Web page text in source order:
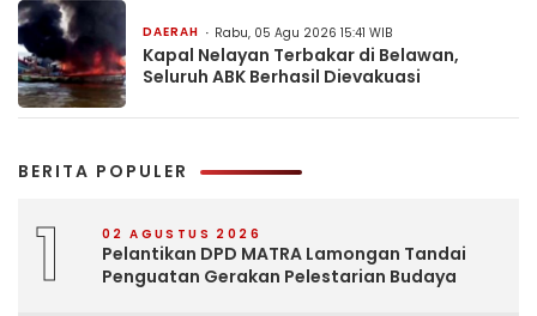
DAERAH Rabu, 05 Agu 2026 15:41 WIB
Kapal Nelayan Terbakar di Belawan,
Seluruh ABK Berhasil Dievakuasi
BERITA POPULER
1 02 AGUSTUS 2026
Pelantikan DPD MATRA Lamongan Tandai
Penguatan Gerakan Pelestarian Budaya